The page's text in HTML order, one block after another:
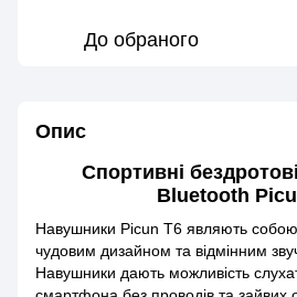
До обраного
Опис
Спортивні
Bluetooth
Навушники Picun T6 являють
чудовим дизайном та відмінним
Навушники дають можливість